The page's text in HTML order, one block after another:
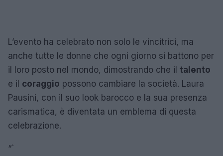
L’evento ha celebrato non solo le vincitrici, ma
anche tutte le donne che ogni giorno si battono per
il loro posto nel mondo, dimostrando che il talento
e il coraggio possono cambiare la società. Laura
Pausini, con il suo look barocco e la sua presenza
carismatica, è diventata un emblema di questa
celebrazione.
“`